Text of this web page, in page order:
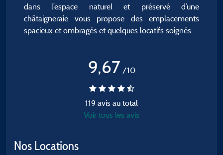
dans l’espace naturel et préservé d’une
châtaigneraie vous propose des emplacements
spacieux et ombragés et quelques locatifs soignés.
9,67 /10
119 avis au total
Voir tous les avis
Nos Locations